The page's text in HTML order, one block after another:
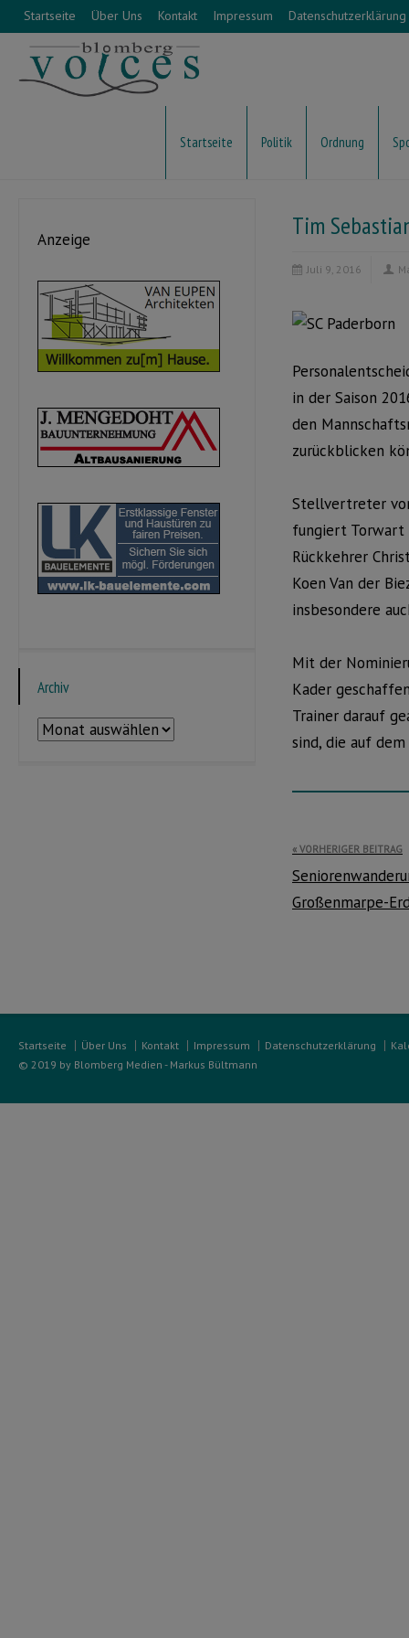
Startseite Über Uns Kontakt Impressum Datenschutzerklärung
Startseite Politik Ordnung
Tim
Juli 9, 2016
in der Saison
den
zurückblicken
Stellvertreter
fungiert Torwart
Rückkehrer
Koen Van der
insbesondere
Mit der
Kader
Trainer darauf
sind, die auf
VORHERIGER BEITRAG
Großenmarpe-
Anzeige
Archiv
Archiv
Startseite Über Uns Kontakt Impressum Datenschutzerklärung
© 2019 by Blomberg Medien - Markus Bültmann